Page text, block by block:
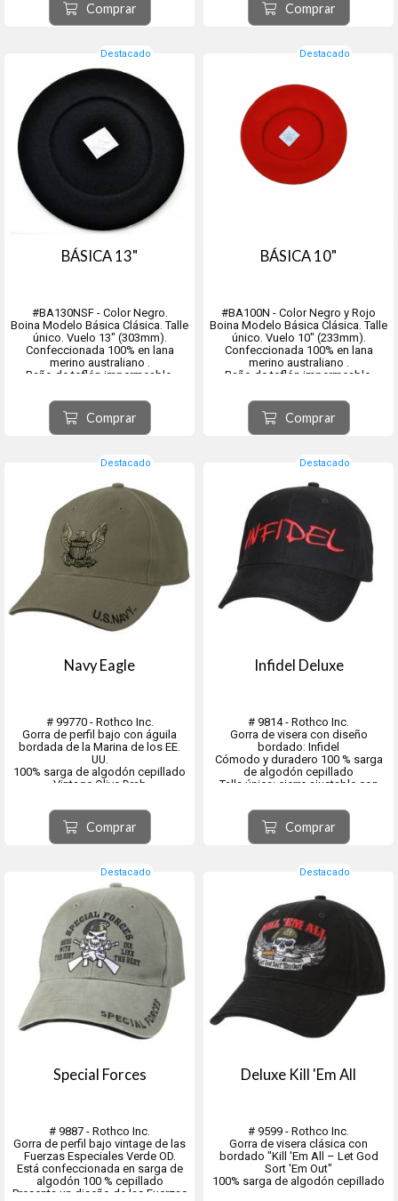
la visera superior, la visera
sándwich y el cierre trasero.
Cierre de velcro ajustable para
Comprar
parte delantera y superior del ala.
Cuenta con un material de sarga
de algodón cepillado 100%
Comprar
Destacado
BÁSICA 13"
#BA130NSF - Color Negro.
Boina Modelo Básica Clásica. Talle
único. Vuelo 13" (303mm).
Confeccionada 100% en lana
merino australiano .
Baño de teflón impermeable.
Origen ciudad de Tolosa, provincia
de Guipúzcoa, comunidad
autónoma del País Vasco, España.
Comprar
Destacado
BÁSICA 10"
#BA100N - Color Negro y Rojo
Boina Modelo Básica Clásica. Talle
único. Vuelo 10" (233mm).
Confeccionada 100% en lana
merino australiano .
Baño de teflón impermeable.
Origen ciudad de Tolosa, provincia
de Guipúzcoa, comunidad
autónoma del País Vasco, España.
Comprar
Destacado
Navy Eagle
# 99770 - Rothco Inc.
Gorra de perfil bajo con águila
bordada de la Marina de los EE.
UU.
100% sarga de algodón cepillado
Vintage Olive Drab
Comprar
Destacado
Infidel Deluxe
# 9814 - Rothco Inc.
Gorra de visera con diseño
bordado: Infidel
Cómodo y duradero 100 % sarga
de algodón cepillado
Talla única: cierre ajustable con
Comprar
Destacado
Special Forces
# 9887 - Rothco Inc.
Gorra de perfil bajo vintage de las
Fuerzas Especiales Verde OD.
Está confeccionada en sarga de
algodón 100 % cepillado
Presenta un diseño de las Fuerzas
Destacado
Deluxe Kill 'Em All
# 9599 - Rothco Inc.
Gorra de visera clásica con
bordado "Kill 'Em All – Let God
Sort 'Em Out"
100% sarga de algodón cepillado